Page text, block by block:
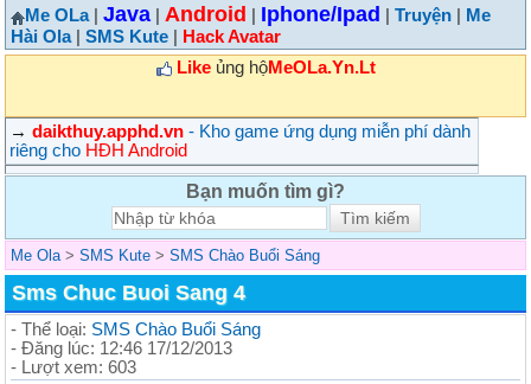
Me OLa| Java Android Iphone/Ipad Truyện
Me
Hài Ola| SMS Kute
Hack Avatar
Likeủng hộMeOLa.Yn.Lt
→ daikthuy.apphd.vn - Kho game ứng dụng miễn phí dành
riêng cho HĐH Android
Bạn muốn tìm gì?
Me Ola > SMS Kute > SMS Chào Buổi Sáng
Sms Chuc Buoi Sang 4
- Thể loại: SMS Chào Buổi Sáng
- Đăng lúc: 12:46 17/12/2013
- Lượt xem: 603